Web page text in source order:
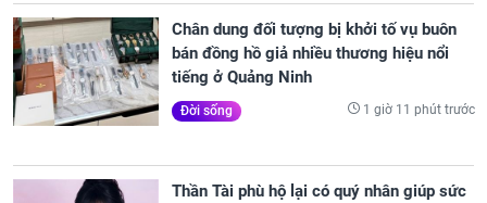
Chân dung đối tượng bị khởi tố vụ buôn
bán đồng hồ giả nhiều thương hiệu nổi
tiếng ở Quảng Ninh
Đời sống 1 giờ 11 phút trước
Thần Tài phù hộ lại có quý nhân giúp sức